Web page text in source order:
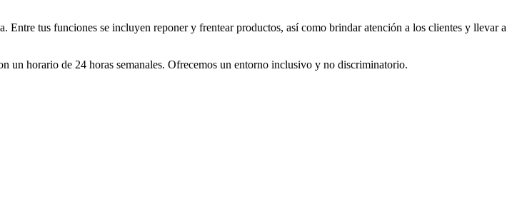
tus funciones se incluyen reponer y frentear productos, así como brindar atención a los clientes y llevar a
un horario de 24 horas semanales. Ofrecemos un entorno inclusivo y no discriminatorio.